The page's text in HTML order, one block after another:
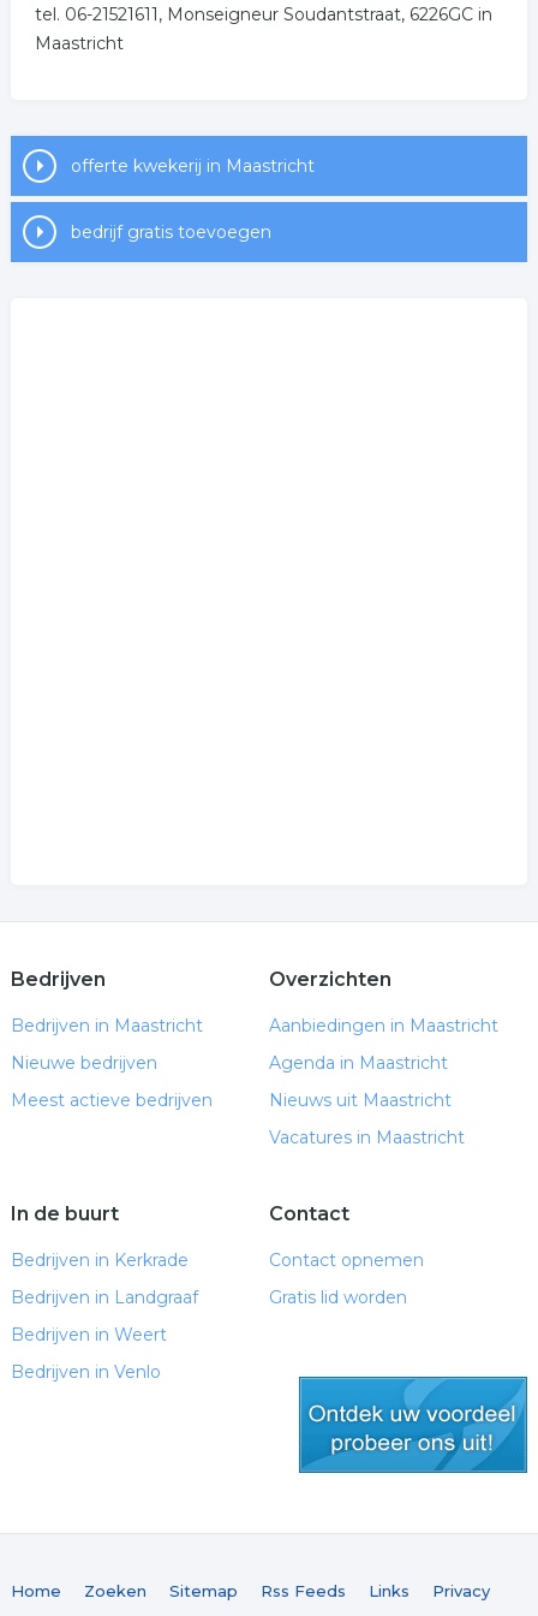
tel. 06-21521611, Monseigneur Soudantstraat, 6226GC in
Maastricht
offerte kwekerij in Maastricht
bedrijf gratis toevoegen
Bedrijven
Bedrijven in Maastricht
Nieuwe bedrijven
Meest actieve bedrijven
Overzichten
Aanbiedingen in Maastricht
Agenda in Maastricht
Nieuws uit Maastricht
Vacatures in Maastricht
In de buurt
Bedrijven in Kerkrade
Bedrijven in Landgraaf
Bedrijven in Weert
Bedrijven in Venlo
Contact
Contact opnemen
Gratis lid worden
Home Zoeken Sitemap Rss Feeds Links Privacy